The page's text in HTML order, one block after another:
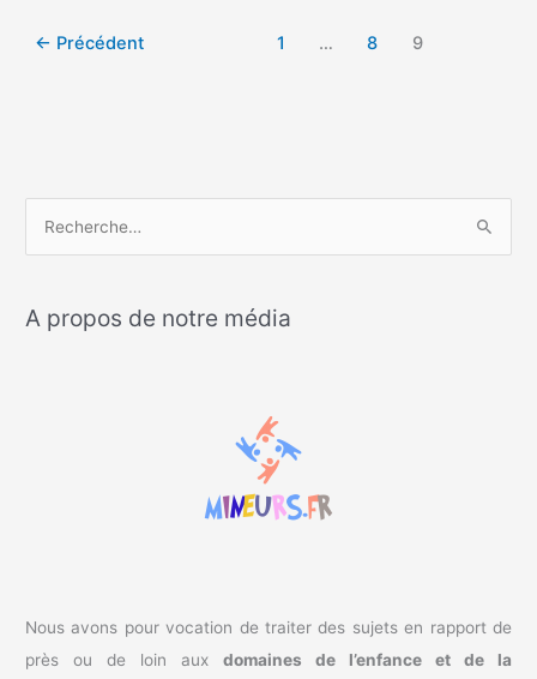
← Précédent 1 … 8 9
h
A propos de notre média
Nous avons pour vocation de traiter des sujets en rapport de
près ou de loin aux domaines de l’enfance et de la